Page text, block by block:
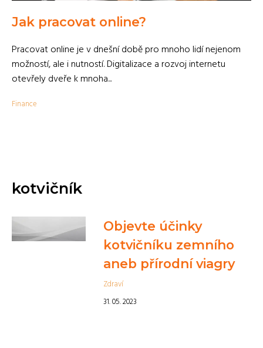
Jak pracovat online?
Pracovat online je v dnešní době pro mnoho lidí nejenom
možností, ale i nutností. Digitalizace a rozvoj internetu
otevřely dveře k mnoha...
Finance
kotvičník
Objevte účinky
kotvičníku zemního
aneb přírodní viagry
Zdraví
31. 05. 2023